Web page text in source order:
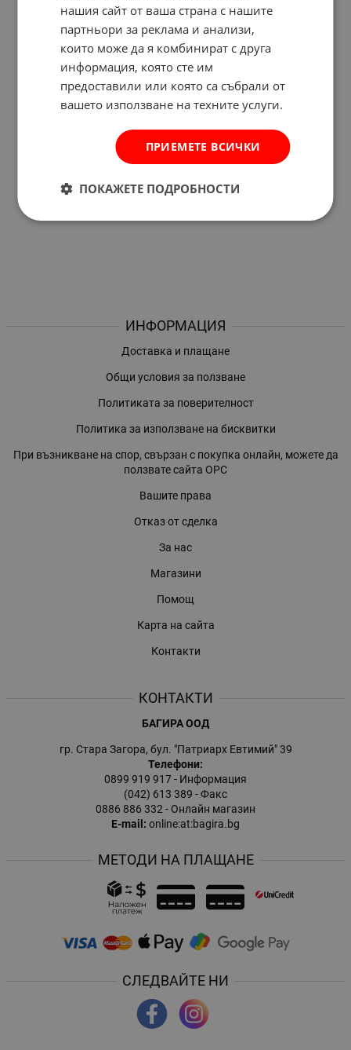
ИНФОРМАЦИЯ
Доставка и плащане
Общи условия за ползване
Политиката за поверителност
Политика за използване на бисквитки
При възникване на спор, свързан с покупка онлайн, можете да
ползвате сайта ОРС
Вашите права
Отказ от сделка
За нас
Магазини
Помощ
Карта на сайта
Контакти
КОНТАКТИ
БАГИРА ООД
гр. Стара Загора, бул. "Патриарх Евтимий" 39
Телефони:
0899 919 917- Информация
(042) 613 389 - Факс
0886 886 332 - Онлайн магазин
E-mail: online:at:bagira.bg
МЕТОДИ НА ПЛАЩАНЕ
СЛЕДВАЙТЕ НИ
нашия сайт от ваша страна с нашите
партньори за реклама и анализи,
които може да я комбинират с друга
информация, която сте им
предоставили или която са събрали от
вашето използване на техните услуги.
ПРИЕМЕТЕ ВСИЧКИ
ПОКАЖЕТЕ ПОДРОБНОСТИ